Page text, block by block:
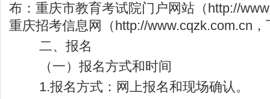
布：重庆市教育考试院门户网站（http://
重庆招考信息网
（http://www.cqzk.com.cn
二、报名
（一）报名方式和时间
1.报名方式：网上报名和现场确认。